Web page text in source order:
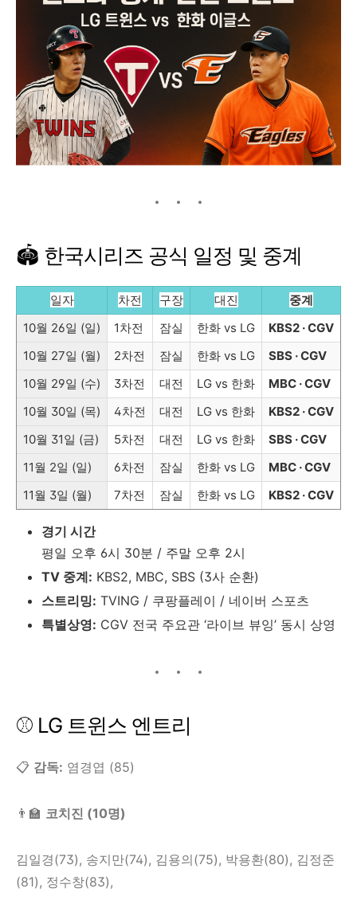
🏟 한국시리즈 공식 일정 및 중계
일자 차전 구장 대진
중계
10월 26일 (일)
1차전 잠실 한화 vs LG
KBS2 · CGV
10월 27일 (월)
2차전 잠실 한화 vs LG
SBS · CGV
10월 29일 (수)
3차전 대전 LG vs 한화
MBC · CGV
10월 30일 (목)
4차전 대전 LG vs 한화
KBS2 · CGV
10월 31일 (금)
5차전 대전 LG vs 한화
SBS · CGV
11월 2일 (일)
6차전 잠실 한화 vs LG
MBC · CGV
11월 3일 (월)
7차전 잠실 한화 vs LG KBS2 · CGV
경기 시간
평일 오후 6시 30분 / 주말 오후 2시
TV 중계: KBS2, MBC, SBS (3사 순환)
스트리밍: TVING / 쿠팡플레이 / 네이버 스포츠
특별상영: CGV 전국 주요관 ‘라이브 뷰잉’ 동시 상영
⚾ LG 트윈스 엔트리
📋 감독: 염경엽 (85)
👨‍🏫 코치진 (10명)
김일경(73), 송지만(74), 김용의(75), 박용환(80), 김정준
(81), 정수창(83),